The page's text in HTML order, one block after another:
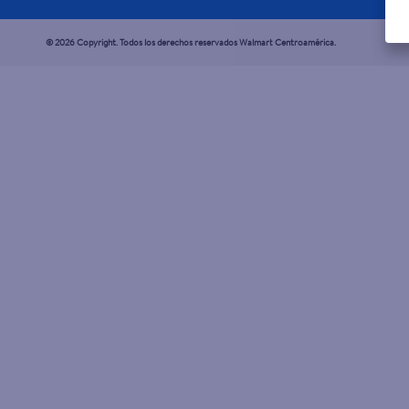
© 2026 Copyright. Todos los derechos reservados Walmart Centroamérica.